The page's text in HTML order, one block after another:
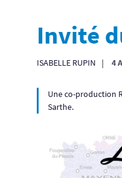
Invité
ISABELLE RUPIN 4
Une co-production
Sarthe.